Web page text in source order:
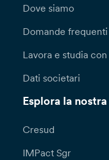
Dove siamo
Domande frequenti
Lavora e studia
Dati societari
Esplora la
Cresud
IMPact Sgr